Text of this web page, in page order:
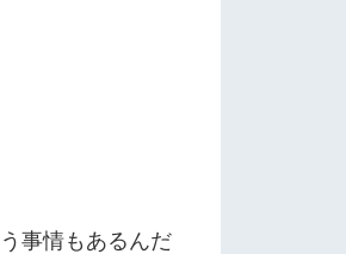
事情もあるんだ